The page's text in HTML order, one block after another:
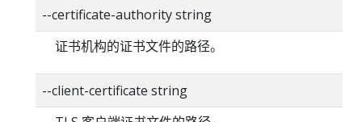
--certificate-authority string
证书机构的证书文件的路径。
--client-certificate string